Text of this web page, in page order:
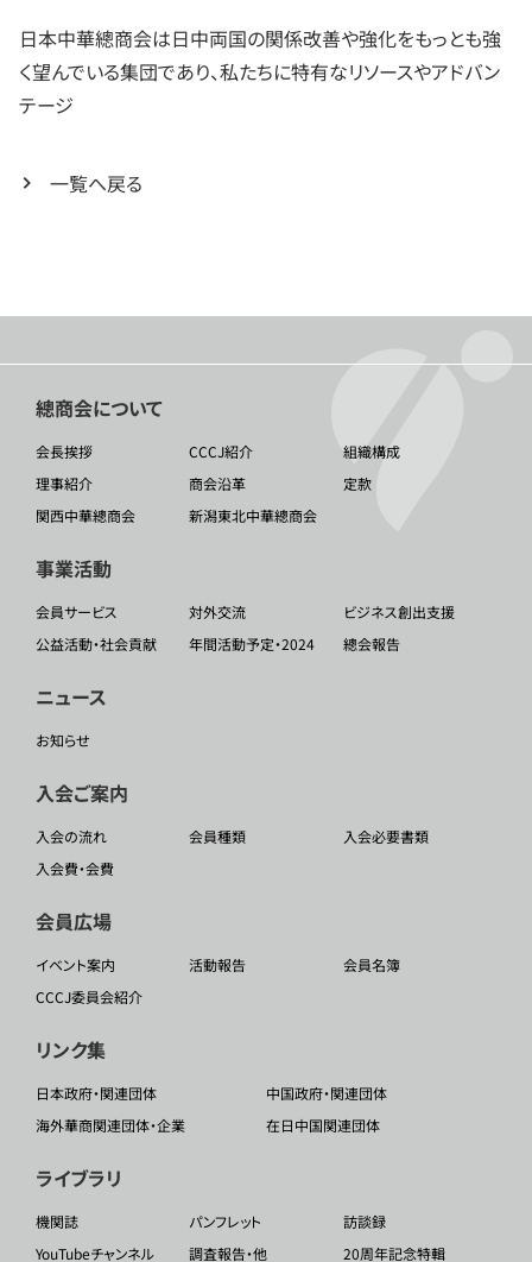
日本中華總商会は日中両国の関係改善や強化をもっとも強
く望んでいる集団であり、私たちに特有なリソースやアドバン
テージ
一覧へ戻る
總商会について
会長挨拶 CCCJ紹介
組織構成
理事紹介
商会沿革
定款
関西中華總商会
新潟東北中華總商会
事業活動
会員サービス 対外交流
ビジネス創出支援
公益活動・社会貢献
年間活動予定・2024 總会報告
ニュース
お知らせ
入会ご案内
入会の流れ 会員種類
入会必要書類
入会費・会費
会員広場
イベント案内 活動報告
会員名簿
CCCJ委員会紹介
リンク集
日本政府・関連団体
中国政府・関連団体
海外華商関連団体・企業
在日中国関連団体
ライブラリ
機関誌 パンフレット
訪談録
YouTubeチャンネル
調査報告・他 20周年記念特輯